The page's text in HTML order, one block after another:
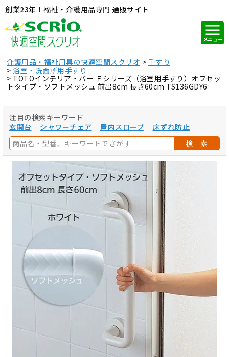
創業23年！福祉・介護用品専門 通販サイト
メニュー
介護用品・福祉用具の快適空間スクリオ
手すり
浴室・洗面所用手すり
TOTOインテリア・バー Ｆシリーズ（浴室用手すり）オフセッ
トタイプ・ソフトメッシュ 前出8cm 長さ60cm TS136GDY6
注目の検索キーワード
玄関台
シャワーチェア 屋内スロープ
床ずれ防止
検 索